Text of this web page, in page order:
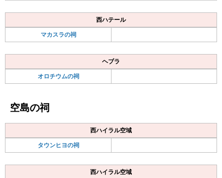
西ハテール
マカスラの祠
ヘブラ
オロチウムの祠
空島の祠
西ハイラル空域
タウンヒヨの祠
西ハイラル空域